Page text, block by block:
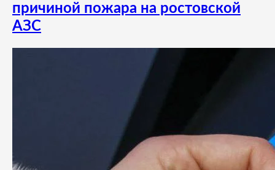
причиной пожара на ростовской
АЗС